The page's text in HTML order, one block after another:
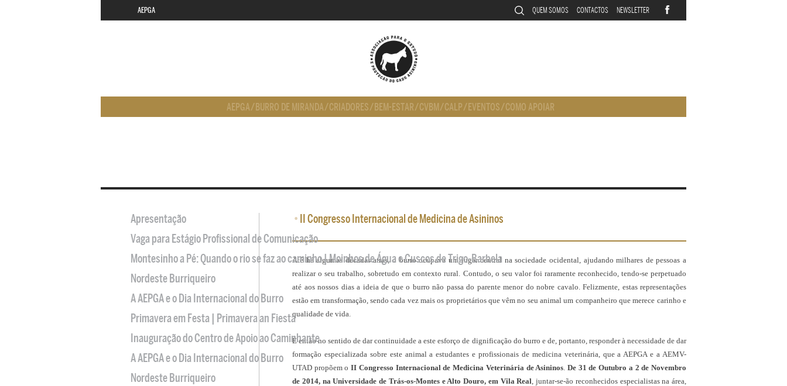
AEPGA QUEM SOMOS CONTACTOS NEWSLETTER
AEPGA/ BURRO DE MIRANDA/CRIADORES/ BEM-ESTAR/CVBM/CALP/ EVENTOS/COMO APOIAR
• II Congresso Internacional de Medicina de Asininos
Até há algumas décadas atrás, o burro ocupava um lugar central na sociedade ocidental, ajudando milhares de pessoas a
realizar o seu trabalho, sobretudo em contexto rural. Contudo, o seu valor foi raramente reconhecido, tendo-se perpetuado
até aos nossos dias a ideia de que o burro não passa do parente menor do nobre cavalo. Felizmente, estas representações
estão em transformação, sendo cada vez mais os proprietários que vêm no seu animal um companheiro que merece carinho e
qualidade de vida.
É então no sentido de dar continuidade a este esforço de dignificação do burro e de, portanto, responder à necessidade de dar
formação especializada sobre este animal a estudantes e profissionais de medicina veterinária, que a AEPGA e a AEMV-
UTAD propõem oII Congresso Internacional de Medicina Veterinária de Asininos. De 31 de Outubro a 2 de Novembro
de 2014, na Universidade de Trás-os-Montes e Alto Douro, em Vila Real, juntar-se-ão reconhecidos especialistas na área,
Apresentação
Vaga para Estágio Profissional de Comunicação
Montesinho a Pé: Quando o rio se faz ao caminho | Moinhos de Água e Cuscos de Trigo-Barbela
Nordeste Burriqueiro
A AEPGA e o Dia Internacional do Burro
Primavera em Festa | Primavera an Fiesta
Inauguração do Centro de Apoio ao Caminhante
A AEPGA e o Dia Internacional do Burro
Nordeste Burriqueiro